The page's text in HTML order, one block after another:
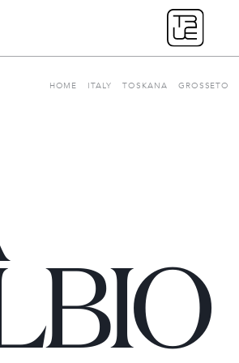
HOME ITALY TOSKANA GROSSETO